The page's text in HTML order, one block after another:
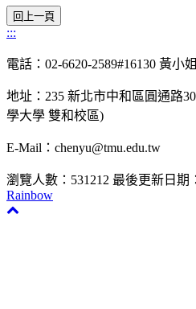
:::
電話：02-6620-2589#16130 黃小姐
地址：235 新北市中和區圓通路
學大學 雙和校區)
E-Mail：chenyu@tmu.edu.tw
瀏覽人數：531212 最後更新日期
Rainbow